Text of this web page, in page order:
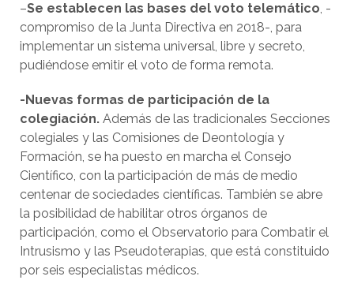
–Se establecen las bases del voto telemático, -
compromiso de la Junta Directiva en 2018-, para
implementar un sistema universal, libre y secreto,
pudiéndose emitir el voto de forma remota.
-Nuevas formas de participación de la
colegiación. Además de las tradicionales Secciones
colegiales y las Comisiones de Deontología y
Formación, se ha puesto en marcha el Consejo
Científico, con la participación de más de medio
centenar de sociedades científicas. También se abre
la posibilidad de habilitar otros órganos de
participación, como el Observatorio para Combatir el
Intrusismo y las Pseudoterapias, que está constituido
por seis especialistas médicos.